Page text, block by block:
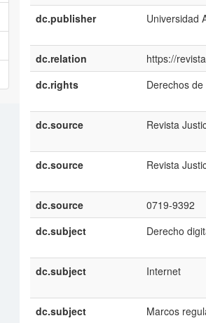
dc.publisher
Universidad
dc.relation
https://
dc.rights
Derechos
dc.source
Revista
dc.source
Revista
dc.source
0719-9392
dc.subject
Derecho
dc.subject
Internet
dc.subject
Marcos